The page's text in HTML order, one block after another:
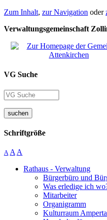
Zum Inhalt, zur Navigation oder
Verwaltungsgemeinschaft
VG Suche
suchen
Schriftgröße
A A A
Rathaus - Verwaltung
Bürgerbüro und
Was erledige ich
Mitarbeiter
Organigramm
Kulturraum